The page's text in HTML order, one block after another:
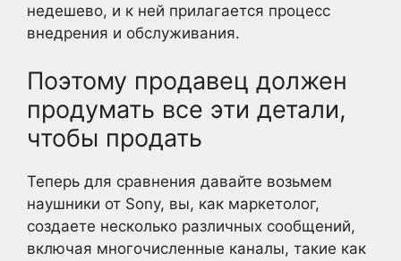
недешево, и к ней прилагается процесс
внедрения и обслуживания.
Поэтому продавец должен
продумать все эти детали,
чтобы продать
Теперь для сравнения давайте возьмем
наушники от Sony, вы, как маркетолог,
создаете несколько различных сообщений,
включая многочисленные каналы, такие как